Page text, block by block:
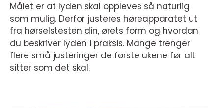
Målet er at lyden skal oppleves så naturlig
som mulig. Derfor justeres høreapparatet ut
fra hørselstesten din, ørets form og hvordan
du beskriver lyden i praksis. Mange trenger
flere små justeringer de første ukene før alt
sitter som det skal.